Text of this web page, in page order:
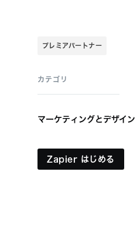
プレミアパートナー
カテゴリ
マーケティングとデザイン
Zapier はじめる